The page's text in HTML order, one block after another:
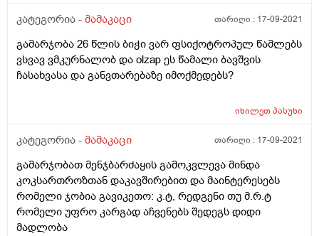
კატეგორია - მამაკაცი თარიღი : 17-09-2021
გამარჯობა 26 წლის ბიჭი ვარ ფსიქოტროპულ წამლებს
ვსვავ ვმკურნალობ და olzap ეს წამალი ბავშვის
ჩასახვასა და განვთარებაზე იმოქმედებს?
იხილეთპასუხი
კატეგორია - მამაკაცი თარიღი : 17-09-2021
გამარჯობათ მენჯბარძაყის გამოკვლევა მინდა
კოკსართროზთან დაკავშირებით და მაინტერესებს
რომელი ჯობია გავიკეთო: კ.ტ, რედგენი თუ მ.რ.ტ
რომელი უფრო კარგად აჩვენებს შედეგს დიდი
მადლობა